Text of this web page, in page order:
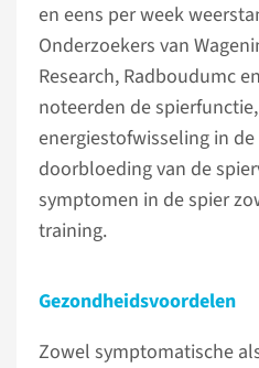
en eens per week
Onderzoekers van
Research, Radboudumc
noteerden de
energiestofwisseling in
doorbloeding van de
symptomen in de spier
training.
Gezondheidsvoordelen
Zowel symptomatische